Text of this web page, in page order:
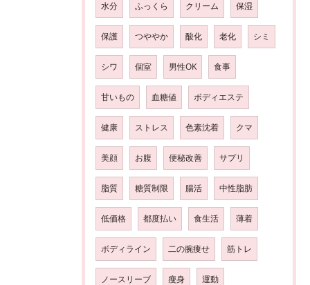
水分 ふっくら クリーム 保湿
保護 つややか 酸化 老化 シミ
シワ 個室 男性OK 食事
甘いもの 血糖値 ボディエステ
健康 ストレス 色素沈着 クマ
美顔 お腹 便秘改善 サプリ
脂質 糖質制限 腸活 中性脂肪
低価格 都度払い 食生活 薄着
ボディライン 二の腕痩せ 筋トレ
ノースリーブ 瘦身 運動